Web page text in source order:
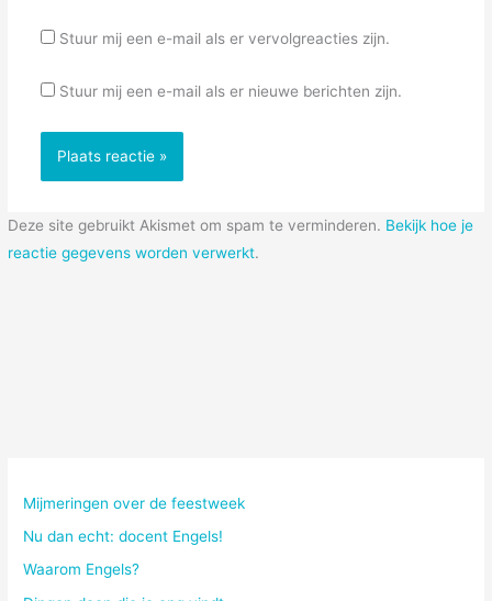
Stuur mij een e-mail als er vervolgreacties zijn.
Stuur mij een e-mail als er nieuwe berichten zijn.
Deze site gebruikt Akismet om spam te verminderen. Bekijk hoe je
reactie gegevens worden verwerkt.
Mijmeringen over de feestweek
Nu dan echt: docent Engels!
Waarom Engels?